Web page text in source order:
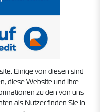
Einige von diesen sind
diese Website und Ihre
zu den von uns
als Nutzer finden Sie in